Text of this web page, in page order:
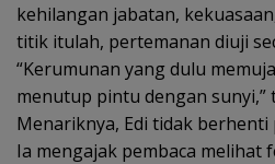
kehilangan jabatan,
titik itulah, pertemanan diuji
“Kerumunan yang dulu
menutup pintu dengan sunyi,”
Menariknya, Edi tidak
Ia mengajak pembaca melihat